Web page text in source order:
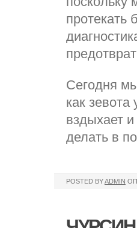
протекать
Сегодня
как
вздыхает и
делать в
POSTED BYADMIN